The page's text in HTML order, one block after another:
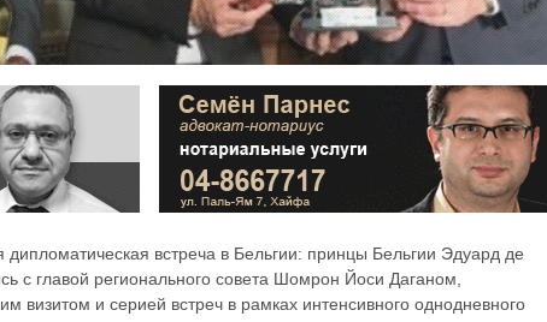
дипломатическая встреча в Бельгии: принцы Бельгии Эдуард де
с главой регионального совета Шомрон Йоси Даганом,
визитом и серией встреч в рамках интенсивного однодневного